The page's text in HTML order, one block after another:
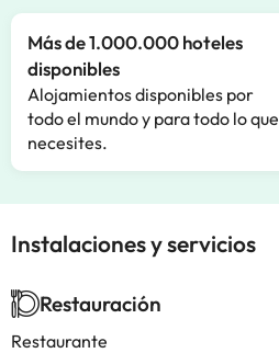
Más de 1.000.000 hoteles
disponibles
Alojamientos disponibles por
todo el mundo y para todo lo que
necesites.
Instalaciones y servicios
Restauración
Restaurante